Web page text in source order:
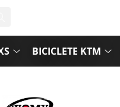
BICICLETE KTM